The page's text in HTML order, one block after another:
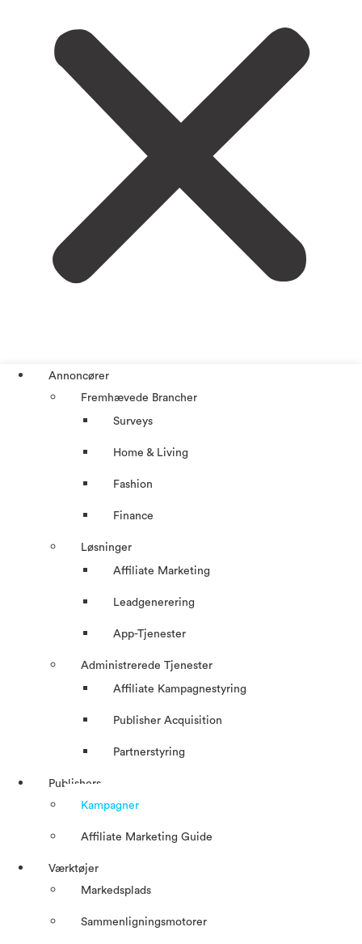
Annoncører
Fremhævede Brancher
Surveys
Home & Living
Fashion
Finance
Løsninger
Affiliate Marketing
Leadgenerering
App-Tjenester
Administrerede Tjenester
Affiliate Kampagnestyring
Publisher Acquisition
Partnerstyring
Publishers
Kampagner
Affiliate Marketing Guide
Værktøjer
Markedsplads
Sammenligningsmotorer